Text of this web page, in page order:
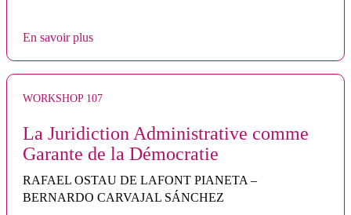
En savoir plus
WORKSHOP 107
La Juridiction Administrative comme
Garante de la Démocratie
RAFAEL OSTAU DE LAFONT PIANETA –
BERNARDO CARVAJAL SÁNCHEZ